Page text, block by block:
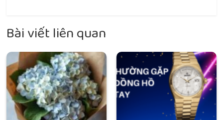
Bài viết liên quan